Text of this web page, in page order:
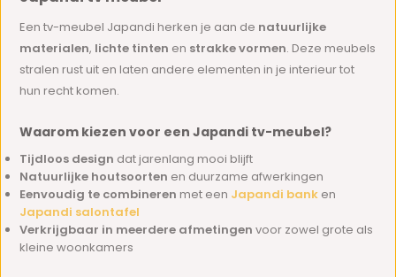
Een tv-meubel Japandi herken je aan de natuurlijke
materialen, lichte tinten en strakke vormen. Deze meubels
stralen rust uit en laten andere elementen in je interieur tot
hun recht komen.
Waarom kiezen voor een Japandi tv-meubel?
Tijdloos design dat jarenlang mooi blijft
Natuurlijke houtsoorten en duurzame afwerkingen
Eenvoudig te combineren met een Japandi bank en
Japandi salontafel
Verkrijgbaar in meerdere afmetingen voor zowel grote als
kleine woonkamers